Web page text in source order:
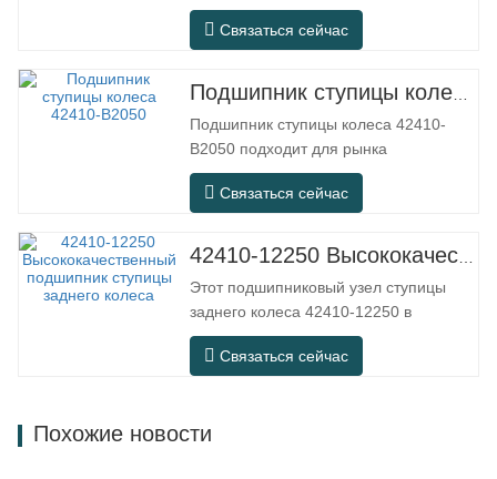
стальные линейные направляющие
могут удовлетворять базовым
обычных сухих помещениях, однако в
реальных условиях эксплуатации,
таких как автоматизированное
оборудование, прецизионные станки,
наружное…
Связаться сейчас
Подшипник ступицы колеса 42410-B2050
Подшипник ступицы колеса 42410-
B2050 подходит для рынка
послепродажного обслуживания и
замены автозапчастей, отвечая
ежедневных поездках, дальних
дороги. Номер SFC. Номер OEM.
НЕТ.Другие. Приложение 513104
F2AC-2B633AA…
Связаться сейчас
42410-12250 Высококачественный подшипник ступицы заднего колеса
Этот подшипниковый узел ступицы
заднего колеса 42410-12250 в
основном используется в системе
заднего моста японских моделей и
подшипники, фланцы и монтажные
Связаться сейчас
Похожие новости